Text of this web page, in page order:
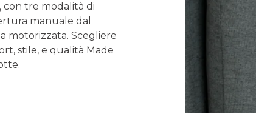
con tre modalità di
manuale dal
motorizzata. Scegliere
stile, e qualità Made